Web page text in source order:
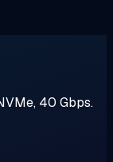
40 Gbps.